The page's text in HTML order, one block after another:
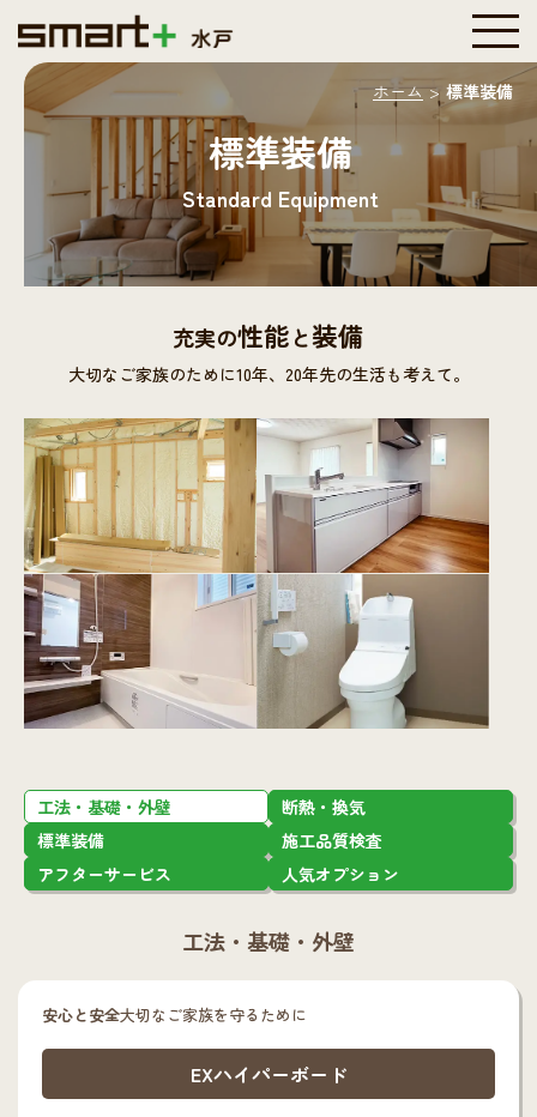
ホーム 標準装備
標準装備
Standard Equipment
充実の性能と装備
大切なご家族のために10年、20年先の生活も考えて。
工法・基礎・外壁
断熱・換気
標準装備
施工品質検査
アフターサービス
人気オプション
工法・基礎・外壁
安心と安全大切なご家族を守るために
EXハイパーボード